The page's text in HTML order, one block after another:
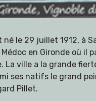
né le 29 juillet 1912, à
en Gironde où il
La ville a la grande
ses natifs le grand
Pillet.